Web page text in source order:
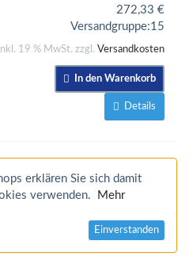
272,33 €
Versandgruppe:15
19 % MwSt. zzgl. Versandkosten
In den Warenkorb
Details
erklären Sie sich damit
verwenden.
Mehr
Einverstanden